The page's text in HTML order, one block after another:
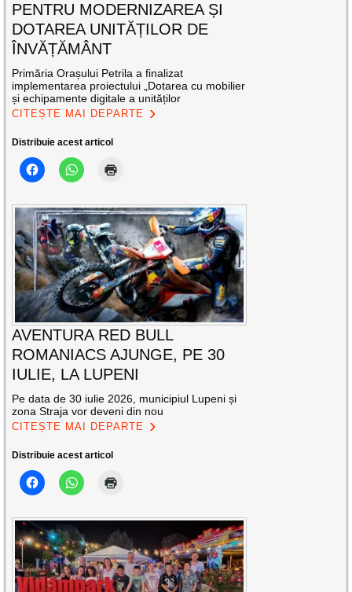
PENTRU MODERNIZAREA ȘI
DOTAREA UNITĂȚILOR DE
ÎNVĂȚĂMÂNT
Primăria Orașului Petrila a finalizat
implementarea proiectului „Dotarea cu mobilier
și echipamente digitale a unităților
CITEȘTE MAI DEPARTE
Distribuie acest articol
AVENTURA RED BULL
ROMANIACS AJUNGE, PE 30
IULIE, LA LUPENI
Pe data de 30 iulie 2026, municipiul Lupeni și
zona Straja vor deveni din nou
CITEȘTE MAI DEPARTE
Distribuie acest articol